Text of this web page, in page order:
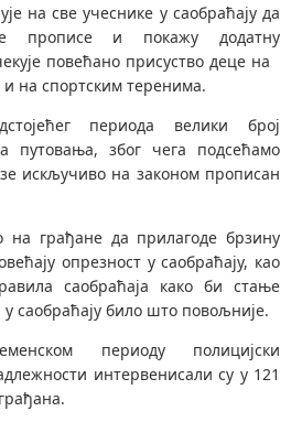
на све учеснике у саобраћају да
прописе и покажу додатну
повећано присуство деце на
на спортским теренима.
периода велики број
путовања, због чега подсећамо
искључиво на законом прописан
на грађане да прилагоде брзину
опрезност у саобраћају, као
саобраћаја како би стање
саобраћају било што повољније.
периоду полицијски
интервенисали су у 121